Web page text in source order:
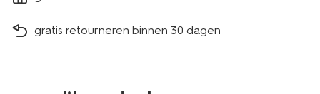
gratis retourneren binnen 30 dagen